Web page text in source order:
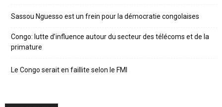
Sassou Nguesso est un frein pour la démocratie congolaises
Congo: lutte d’influence autour du secteur des télécoms et de la
primature
Le Congo serait en faillite selon le FMI